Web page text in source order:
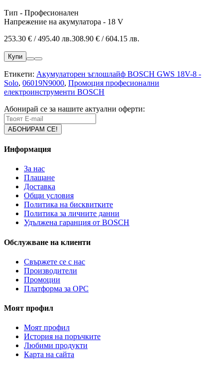
Тип - Професионален
Напрежение на акумулатора - 18 V
253.30 € / 495.40 лв.308.90 € / 604.15 лв.
Купи
Етикети: Акумулаторен ъглошлайф BOSCH GWS 18V-8 -
Solo, 06019N9000, Промоция професионални
електроинструменти BOSCH
Абонирай се за нашите актуални оферти:
Информация
За нас
Плащане
Доставка
Общи условия
Политика на бисквитките
Политика за личните данни
Удължена гаранция от BOSCH
Обслужване на клиенти
Свържете се с нас
Производители
Промоции
Платформа за ОРС
Моят профил
Моят профил
История на поръчките
Любими продукти
Карта на сайта